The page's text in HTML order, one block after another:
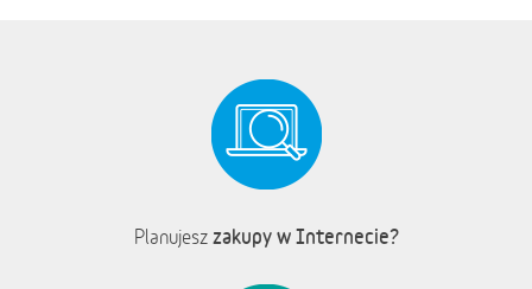
Planujesz zakupy w Internecie?